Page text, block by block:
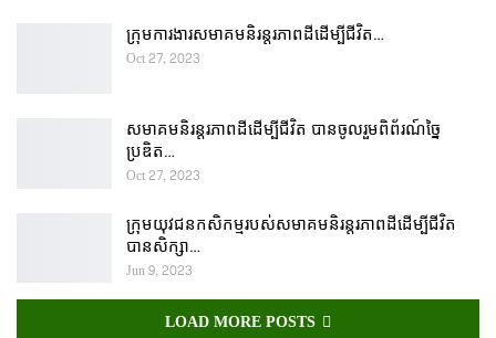
ក្រុមការងារសមាគមនិរន្តរភាពដីដើម្បីជីវិត…
Oct 27, 2023
សមាគមនិរន្តរភាពដីដើម្បីជីវិត បានចូលរួមពិព័រណ៍ច្នៃ
ប្រឌិត…
Oct 27, 2023
ក្រុមយុវជនកសិកម្មរបស់សមាគមនិរន្តរភាពដីដើម្បីជីវិត
បានសិក្សា…
Jun 9, 2023
LOAD MORE POSTS